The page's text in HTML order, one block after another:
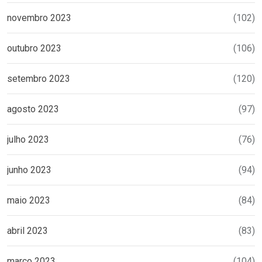
novembro 2023 (102)
outubro 2023 (106)
setembro 2023 (120)
agosto 2023 (97)
julho 2023 (76)
junho 2023 (94)
maio 2023 (84)
abril 2023 (83)